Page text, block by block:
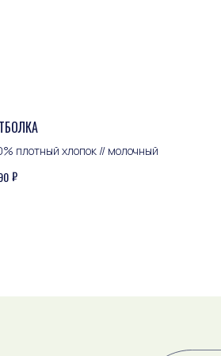
плотный хлопок // молочный
₽